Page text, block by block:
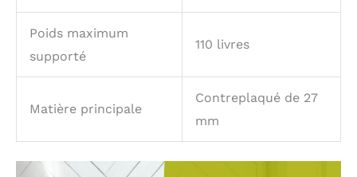
Poids maximum
supporté
110 livres
Matière principale
Contreplaqué de 27
mm